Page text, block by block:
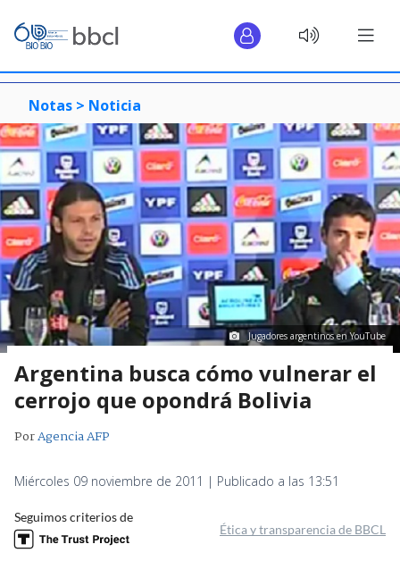
Notas > Noticia
Jugadores argentinos en YouTube
Argentina busca cómo vulnerar el
cerrojo que opondrá Bolivia
PorAgencia AFP
Miércoles 09 noviembre de 2011 | Publicado a las 13:51
Seguimos criterios de
Ética y transparencia de BBCL